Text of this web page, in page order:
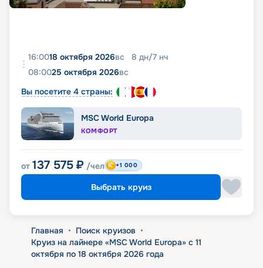
16:0018 октября 2026вс 8 дн/7 нч
08:0025 октября 2026вс
Вы посетите 4 страны:
MSC World Europa
КОМФОРТ
от 137 575 ₽ /чел +1 000
Выбрать круиз
Главная • Поиск круизов •
Круиз на лайнере «MSC World Europa» с 11
октября по 18 октября 2026 года